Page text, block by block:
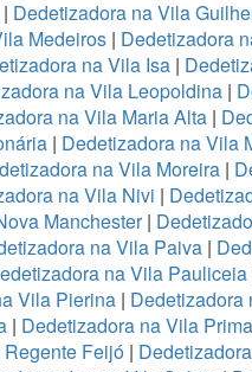
Dedetizadora na Vila
Medeiros | Dedetizadora
na Vila Isa |
na Vila Leopoldina|
na Vila Maria Alta|
| Dedetizadora na Vila
na Vila Moreira|
na Vila Nivi |
Manchester|
na Vila Paiva |
na Vila Pauliceia
Vila Pierina| Dedetizadora
| Dedetizadora na Vila
Feijó |